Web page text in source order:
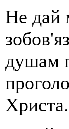
Не дай
душам
Христа.